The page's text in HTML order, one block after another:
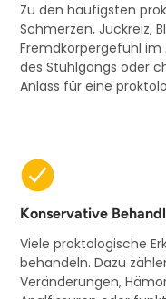
Zu den häufigsten
Schmerzen, Juckreiz,
Fremdkörpergefühl im
des Stuhlgangs oder
Anlass für eine
Konservative
Viele proktologische
behandeln. Dazu
Veränderungen,